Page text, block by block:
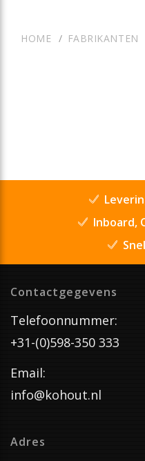
HOME FABRIKANTEN
Inboard,
Contactgegevens
Telefoonnummer:
+31-(0)598-350 333
Email:
info@kohout.nl
Adres